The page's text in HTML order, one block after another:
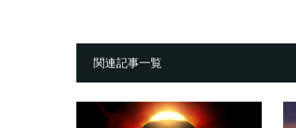
関連記事一覧